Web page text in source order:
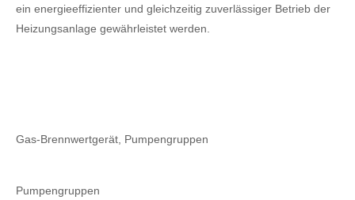
ein energieeffizienter und gleichzeitig zuverlässiger Betrieb der
Heizungsanlage gewährleistet werden.
Gas-Brennwertgerät, Pumpengruppen
Pumpengruppen